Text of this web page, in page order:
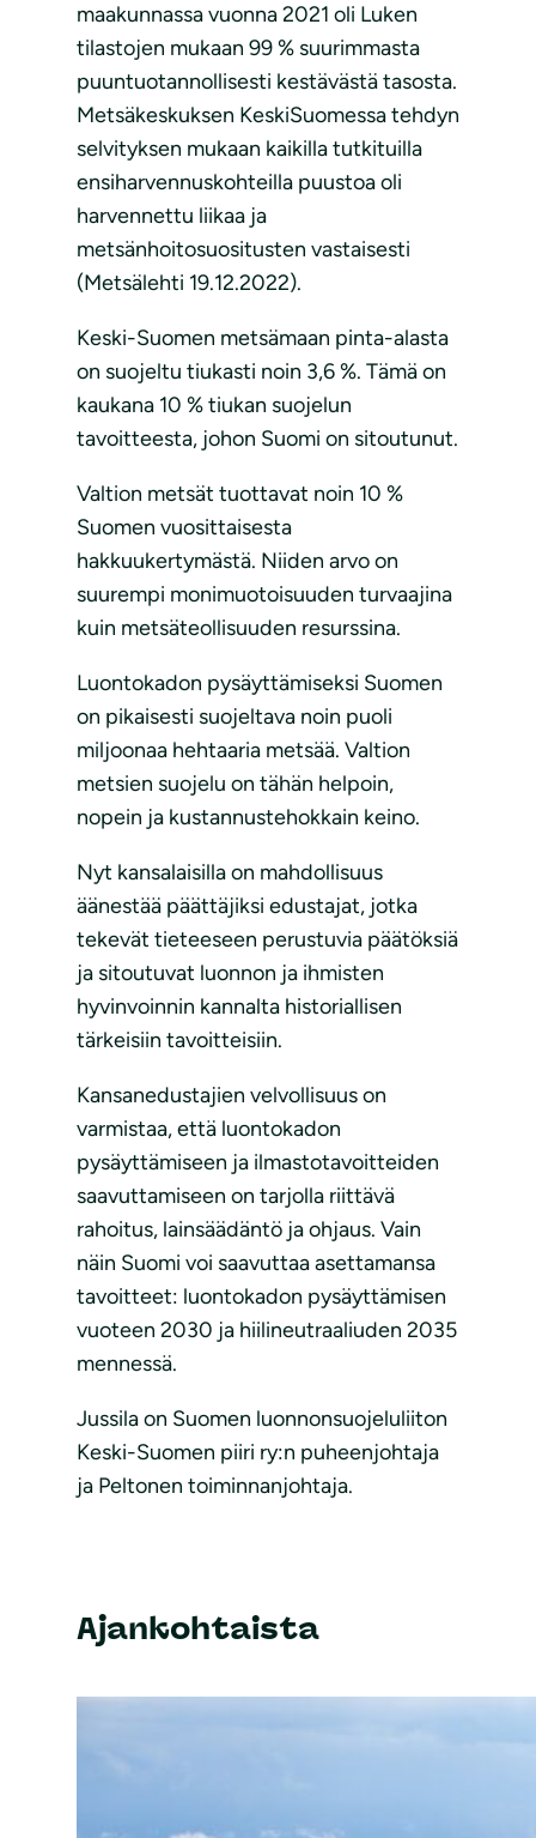
maakunnassa vuonna 2021 oli Luken
tilastojen mukaan 99 % suurimmasta
puuntuotannollisesti kestävästä tasosta.
Metsäkeskuksen KeskiSuomessa tehdyn
selvityksen mukaan kaikilla tutkituilla
ensiharvennuskohteilla puustoa oli
harvennettu liikaa ja
metsänhoitosuositusten vastaisesti
(Metsälehti 19.12.2022).
Keski-Suomen metsämaan pinta-alasta
on suojeltu tiukasti noin 3,6 %. Tämä on
kaukana 10 % tiukan suojelun
tavoitteesta, johon Suomi on sitoutunut.
Valtion metsät tuottavat noin 10 %
Suomen vuosittaisesta
hakkuukertymästä. Niiden arvo on
suurempi monimuotoisuuden turvaajina
kuin metsäteollisuuden resurssina.
Luontokadon pysäyttämiseksi Suomen
on pikaisesti suojeltava noin puoli
miljoonaa hehtaaria metsää. Valtion
metsien suojelu on tähän helpoin,
nopein ja kustannustehokkain keino.
Nyt kansalaisilla on mahdollisuus
äänestää päättäjiksi edustajat, jotka
tekevät tieteeseen perustuvia päätöksiä
ja sitoutuvat luonnon ja ihmisten
hyvinvoinnin kannalta historiallisen
tärkeisiin tavoitteisiin.
Kansanedustajien velvollisuus on
varmistaa, että luontokadon
pysäyttämiseen ja ilmastotavoitteiden
saavuttamiseen on tarjolla riittävä
rahoitus, lainsäädäntö ja ohjaus. Vain
näin Suomi voi saavuttaa asettamansa
tavoitteet: luontokadon pysäyttämisen
vuoteen 2030 ja hiilineutraaliuden 2035
mennessä.
Jussila on Suomen luonnonsuojeluliiton
Keski-Suomen piiri ry:n puheenjohtaja
ja Peltonen toiminnanjohtaja.
Ajankohtaista